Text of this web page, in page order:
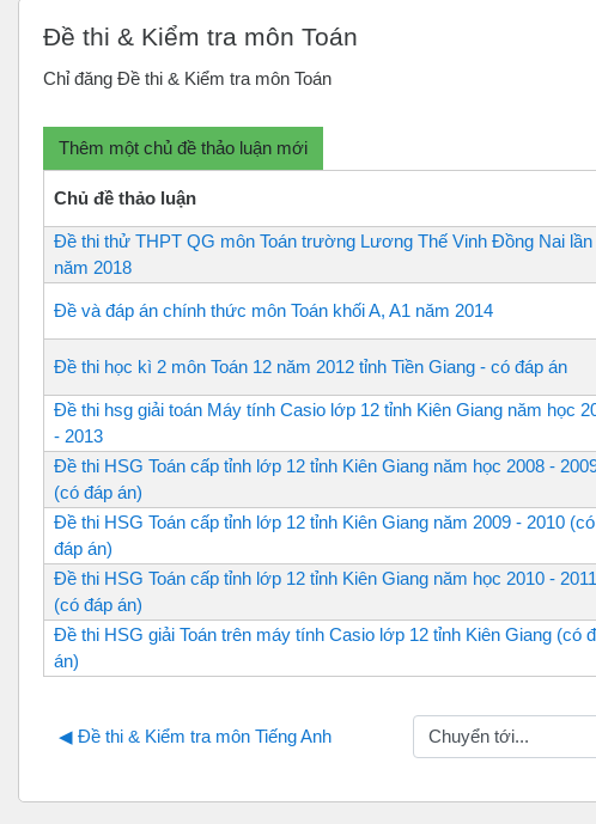
Đề thi & Kiểm tra môn Toán
Chỉ đăng Đề thi & Kiểm tra môn Toán
Thêm một chủ đề thảo luận mới
Chủ đề thảo luận
Đề thi thử THPT QG môn Toán trường Lương Thế Vinh Đồng Nai lần
năm 2018
Đề và đáp án chính thức môn Toán khối A, A1 năm 2014
Đề thi học kì 2 môn Toán 12 năm 2012 tỉnh Tiền Giang - có đáp án
Đề thi hsg giải toán Máy tính Casio lớp 12 tỉnh Kiên Giang năm học
- 2013
Đề thi HSG Toán cấp tỉnh lớp 12 tỉnh Kiên Giang năm học 2008 -
(có đáp án)
Đề thi HSG Toán cấp tỉnh lớp 12 tỉnh Kiên Giang năm 2009 - 2010 (có
đáp án)
Đề thi HSG Toán cấp tỉnh lớp 12 tỉnh Kiên Giang năm học 2010 - 2011
(có đáp án)
Đề thi HSG giải Toán trên máy tính Casio lớp 12 tỉnh Kiên Giang (có
án)
◀︎ Đề thi & Kiểm tra môn Tiếng Anh Chuyển tới...